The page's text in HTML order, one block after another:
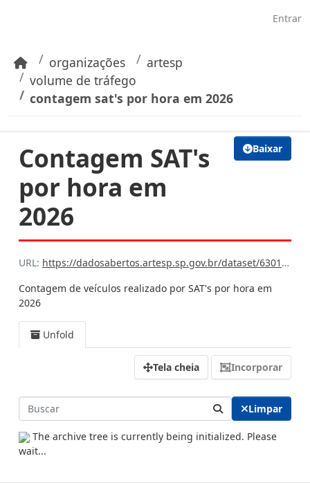
Entrar
organizações
artesp
volume de tráfego
contagem sat's por hora em 2026
Baixar
Contagem SAT's
por hora em
2026
URL: https://dadosabertos.artesp.sp.gov.br/dataset/63017848-7c66-4a35-9c9a-ad4ef855b9c2/resource/cc0fd9c8-304a-4412-9332-52ca1a8a67d9/download/contagem_sat_hora_2026.rar
Contagem de veículos realizado por SAT's por hora em
2026
Unfold
Tela cheia Incorporar
Limpar
The archive tree is currently being initialized. Please
wait...